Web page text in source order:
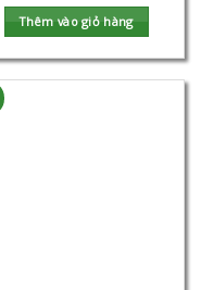
Thêm vào giỏ hàng